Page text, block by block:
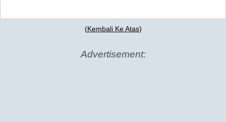
(Kembali Ke Atas)
Advertisement: